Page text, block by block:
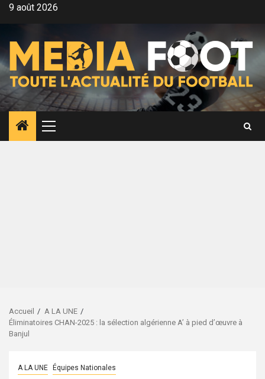
Aller9 août 2026
Menu
principal
Accueil
A LA UNE
Éliminatoires CHAN-2025 : la sélection algérienne A’ à pied d’œuvre à
Banjul
A LA UNE Équipes Nationales